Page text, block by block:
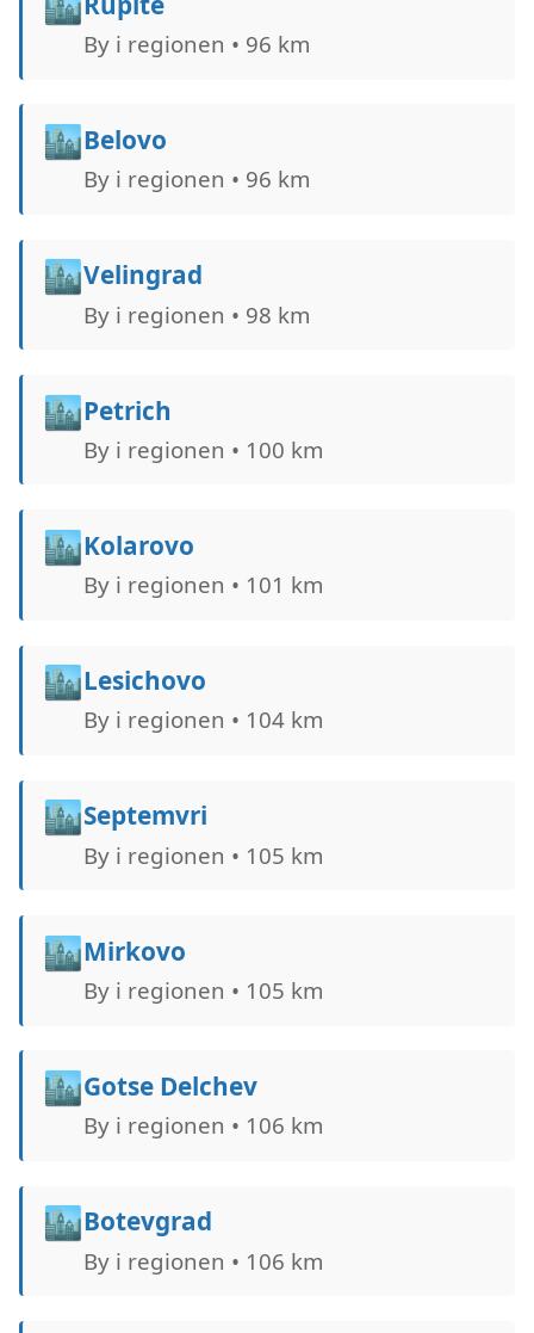
By i regionen • 96 km
🏙️Belovo
By i regionen • 96 km
🏙️Velingrad
By i regionen • 98 km
🏙️Petrich
By i regionen • 100 km
🏙️Kolarovo
By i regionen • 101 km
🏙️Lesichovo
By i regionen • 104 km
🏙️Septemvri
By i regionen • 105 km
🏙️Mirkovo
By i regionen • 105 km
🏙️Gotse Delchev
By i regionen • 106 km
🏙️Botevgrad
By i regionen • 106 km